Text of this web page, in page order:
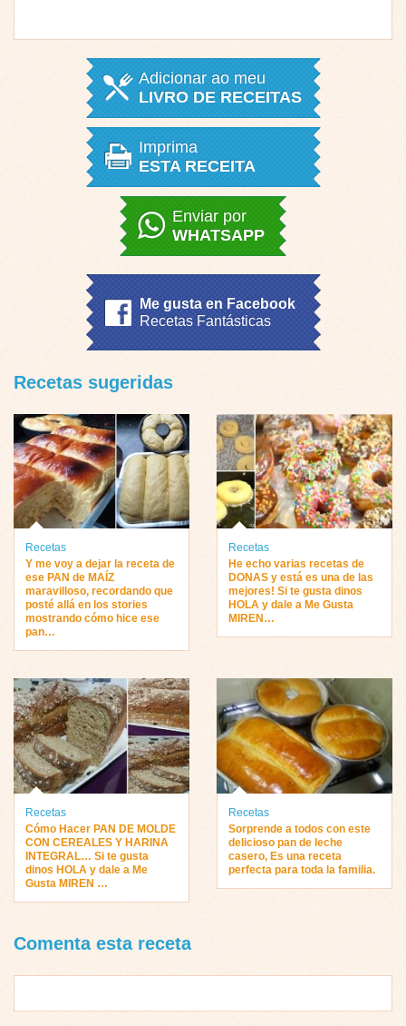
Adicionar ao meu
LIVRO DE RECEITAS
Imprima
ESTA RECEITA
Enviar por
WHATSAPP
Me gusta en Facebook
Recetas Fantásticas
Recetas sugeridas
Recetas
Y me voy a dejar la receta de
ese PAN de MAÍZ
maravilloso, recordando que
posté allá en los stories
mostrando cómo hice ese
pan…
Recetas
He echo varias recetas de
DONAS y está es una de las
mejores! Si te gusta dinos
HOLA y dale a Me Gusta
MIREN…
Recetas
Cómo Hacer PAN DE MOLDE
CON CEREALES Y HARINA
INTEGRAL… Si te gusta
dinos HOLA y dale a Me
Gusta MIREN …
Recetas
Sorprende a todos con este
delicioso pan de leche
casero, Es una receta
perfecta para toda la familia.
Comenta esta receta